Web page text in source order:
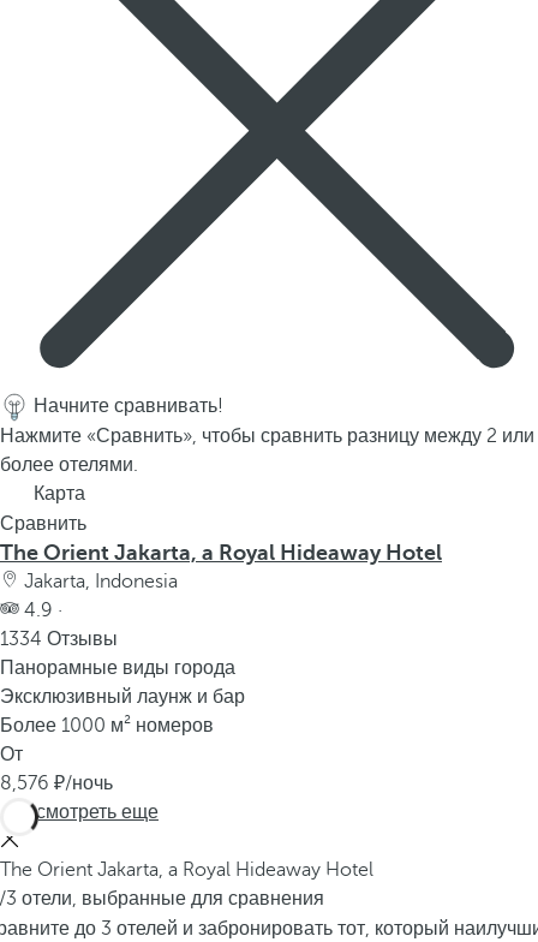
Начните сравнивать!
Нажмите «Сравнить», чтобы сравнить разницу между 2 или
более отелями.
Карта
Сравнить
The Orient Jakarta, a Royal Hideaway Hotel
Jakarta, Indonesia
4.9 ·
1334 Отзывы
Панорамные виды города
Эксклюзивный лаунж и бар
Более 1000 м² номеров
От
8,576
/ночь
Просмотреть еще
The Orient Jakarta, a Royal Hideaway Hotel
/3 отели, выбранные для сравнения
до 3 отелей и забронировать тот, который